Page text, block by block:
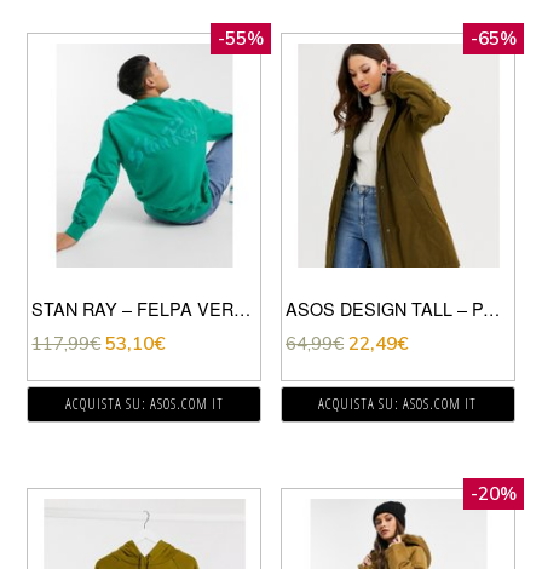
-55%
STAN RAY – FELPA VERDE
117,99€ 53,10€
ACQUISTA SU: ASOS.COM IT
-65%
ASOS DESIGN TALL – PARKA KAKI-VERDE
64,99€ 22,49€
ACQUISTA SU: ASOS.COM IT
-20%